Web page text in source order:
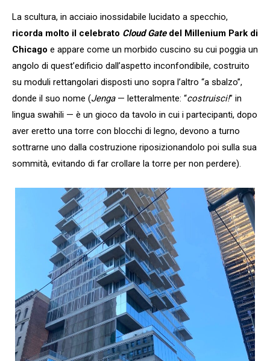
La scultura, in acciaio inossidabile lucidato a specchio,
ricorda molto il celebrato Cloud Gatedel Millenium Park di
Chicago e appare come un morbido cuscino su cui poggia un
angolo di quest’edificio dall’aspetto inconfondibile, costruito
su moduli rettangolari disposti uno sopra l’altro “a sbalzo”,
donde il suo nome (Jenga— letteralmente: “costruisci!” in
lingua swahili — è un gioco da tavolo in cui i partecipanti, dopo
aver eretto una torre con blocchi di legno, devono a turno
sottrarne uno dalla costruzione riposizionandolo poi sulla sua
sommità, evitando di far crollare la torre per non perdere).